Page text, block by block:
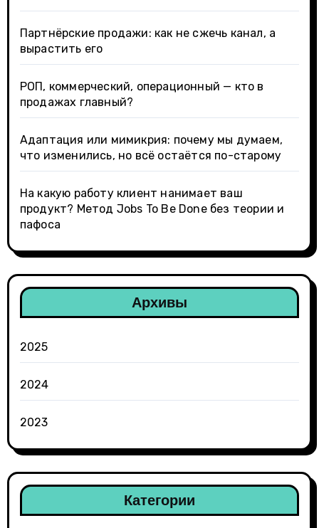
Партнёрские продажи: как не сжечь канал, а
вырастить его
РОП, коммерческий, операционный — кто в
продажах главный?
Адаптация или мимикрия: почему мы думаем,
что изменились, но всё остаётся по-старому
На какую работу клиент нанимает ваш
продукт? Метод Jobs To Be Done без теории и
пафоса
Архивы
2025
2024
2023
Категории